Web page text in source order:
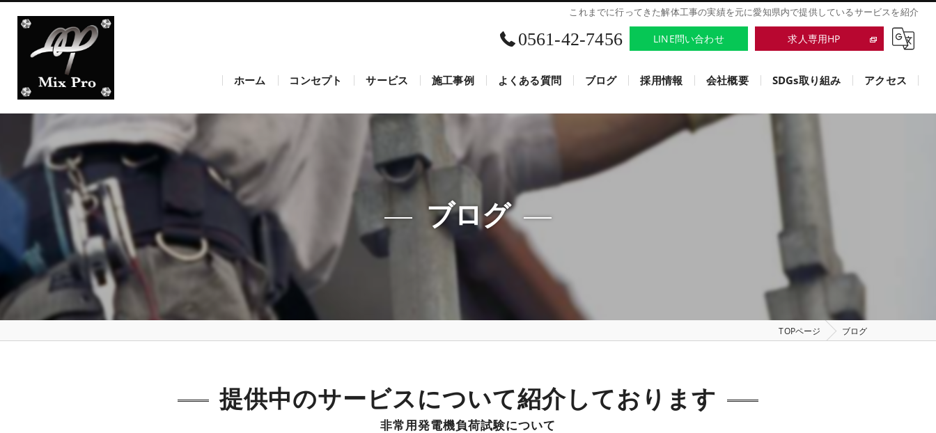
これまでに行ってきた解体工事の実績を元に愛知県内で提供しているサービスを紹介
0561-42-7456 LINE問い合わせ 求人専用HP
ホーム コンセプト
愛知の工事・株式会社Mix･Proの口コミ情報
愛知の工事・株式会社Mix･Proの評判
愛知の工事・株式会社Mix･Proのお客様の声
サービス 施工事例 よくある質問 ブログ 採用情報 会社概要 SDGs取り組み アクセス
ブログ
TOPページ ブログ
提供中のサービスについて紹介しております
非常用発電機負荷試験について